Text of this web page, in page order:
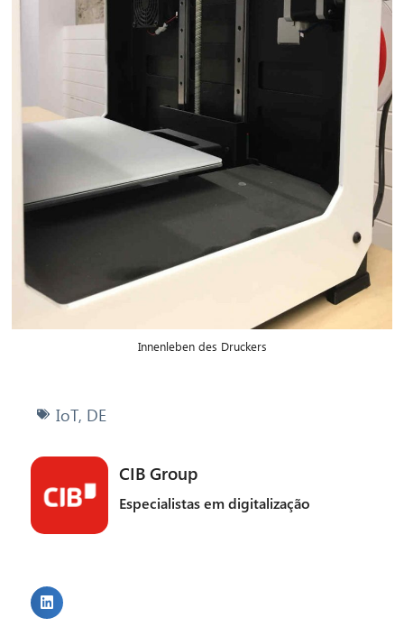
Innenleben des Druckers
IoT, DE
CIB Group
Especialistas em digitalização